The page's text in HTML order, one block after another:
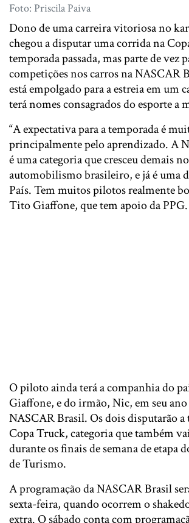
Foto: Priscila Paiva
Dono de uma carreira vitoriosa no
chegou a disputar uma corrida na
temporada passada, mas parte de vez
competições nos carros na NASCAR
está empolgado para a estreia em um
terá nomes consagrados do esporte a
“A expectativa para a temporada é
principalmente pelo aprendizado. A
é uma categoria que cresceu demais no
automobilismo brasileiro, e já é uma
País. Tem muitos pilotos realmente
Tito Giaffone, que tem apoio da PPG.
O piloto ainda terá a companhia do
Giaffone, e do irmão, Nic, em seu ano
NASCAR Brasil. Os dois disputarão a
Copa Truck, categoria que também
durante os finais de semana de etapa
de Turismo.
A programação da NASCAR Brasil
sexta-feira, quando ocorrem o
extra. O sábado conta com